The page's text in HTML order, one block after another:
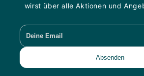
wirst über alle Aktionen und